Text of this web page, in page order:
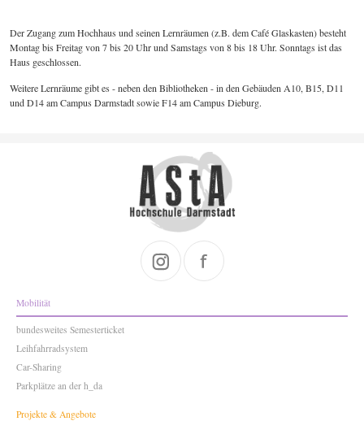
Der Zugang zum Hochhaus und seinen Lernräumen (z.B. dem Café Glaskasten) besteht
Montag bis Freitag von 7 bis 20 Uhr und Samstags von 8 bis 18 Uhr. Sonntags ist das
Haus geschlossen.
Weitere Lernräume gibt es - neben den Bibliotheken - in den Gebäuden A10, B15, D11
und D14 am Campus Darmstadt sowie F14 am Campus Dieburg.
Mobilität
bundesweites Semesterticket
Leihfahrradsystem
Car-Sharing
Parkplätze an der h_da
Projekte & Angebote